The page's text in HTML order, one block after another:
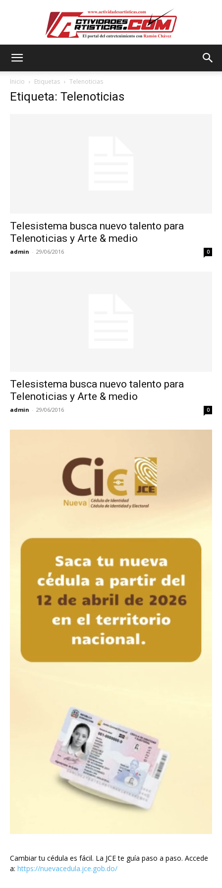
Inicio Etiquetas Telenoticias
Etiqueta: Telenoticias
Telesistema busca nuevo talento para
Telenoticias y Arte & medio
admin - 29/06/2016 0
Telesistema busca nuevo talento para
Telenoticias y Arte & medio
admin - 29/06/2016 0
Cambiar tu cédula es fácil. La JCE te guía paso a paso. Accede
a: https://nuevacedula.jce.gob.do/